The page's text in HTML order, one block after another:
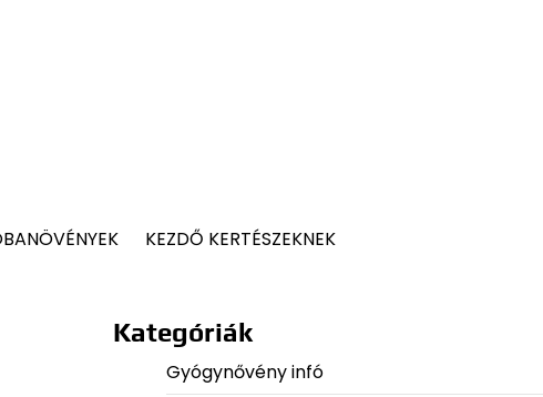
KEZDŐ KERTÉSZEKNEK
Kategóriák
Gyógynővény infó